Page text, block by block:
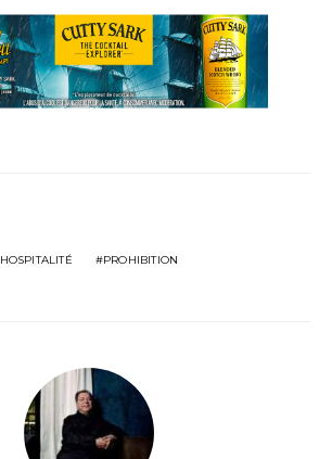
HOSPITALITÉ PROHIBITION